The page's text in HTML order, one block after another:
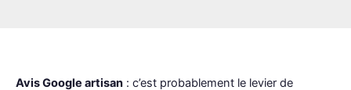
Avis Google artisan : c’est probablement le levier de